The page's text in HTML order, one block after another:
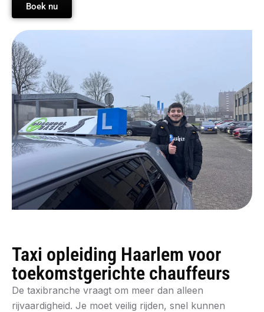
Boek nu
Taxi opleiding Haarlem voor
toekomstgerichte chauffeurs
De taxibranche vraagt om meer dan alleen
rijvaardigheid. Je moet veilig rijden, snel kunnen